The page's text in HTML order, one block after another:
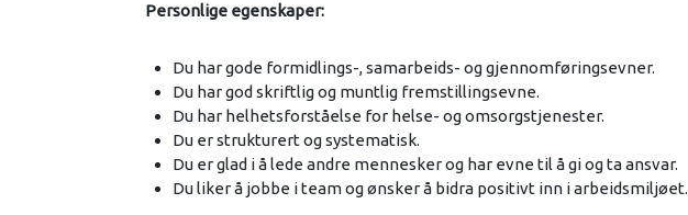
Personlige egenskaper:
Du har gode formidlings-, samarbeids- og gjennomføringsevner.
Du har god skriftlig og muntlig fremstillingsevne.
Du har helhetsforståelse for helse- og omsorgstjenester.
Du er strukturert og systematisk.
Du er glad i å lede andre mennesker og har evne til å gi og ta ansvar.
Du liker å jobbe i team og ønsker å bidra positivt inn i arbeidsmiljøet.